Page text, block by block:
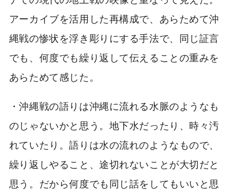
アーカイブを活用した再構成で、あらためて沖
縄戦の惨状を浮き彫りにする手法で、同じ証言
でも、何度でも繰り返して伝えることの重みを
あらためて感じた。
・沖縄戦の語りは沖縄に流れる水脈のようなも
のじゃないかと思う。地下水だったり、時々汚
れていたり。語りは水の流れのようなもので、
繰り返しやること、途切れないことが大切だと
思う。だから何度でも同じ話をしてもいいと思